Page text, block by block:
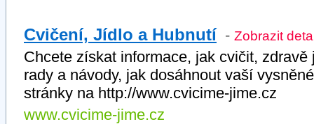
Cvičení, Jídlo a Hubnutí - Zobrazit
Chcete získat informace, jak cvičit,
rady a návody, jak dosáhnout vaší
stránky na http://www.cvicime-jime.cz
www.cvicime-jime.cz